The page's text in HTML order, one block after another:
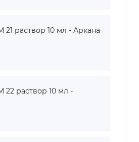
раствор 10 мл - Аркана
раствор 10 мл -